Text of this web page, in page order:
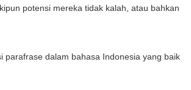
potensi mereka tidak kalah, atau bahkan
parafrase dalam bahasa Indonesia yang baik